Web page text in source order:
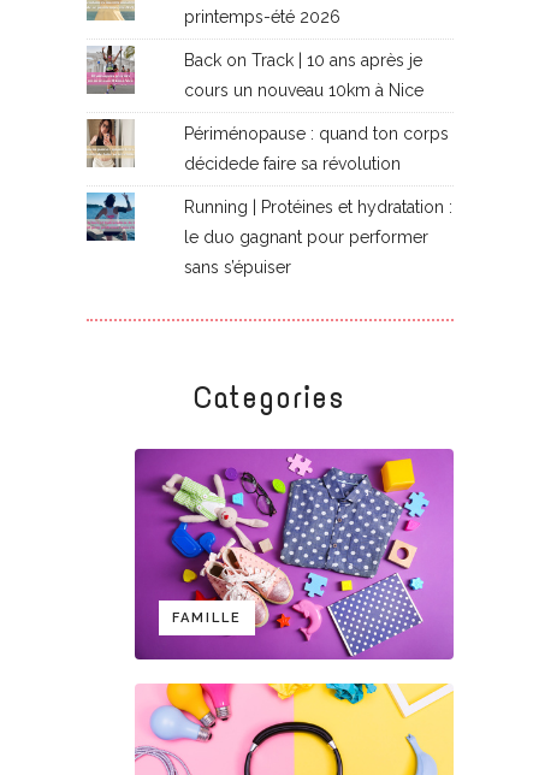
printemps-été 2026
Back on Track | 10 ans après je
cours un nouveau 10km à Nice
Périménopause : quand ton corps
décidede faire sa révolution
Running | Protéines et hydratation :
le duo gagnant pour performer
sans s’épuiser
Categories
FAMILLE